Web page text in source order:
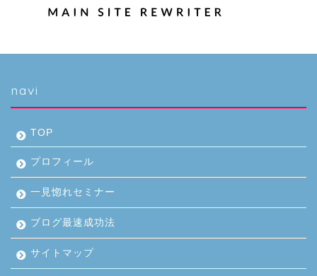
navi
TOP
プロフィール
一見惚れセミナー
ブログ最速成功法
サイトマップ